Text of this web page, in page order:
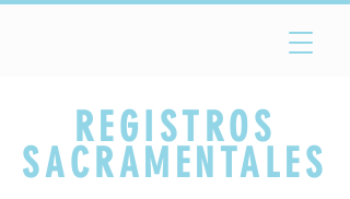
REGISTROS
SACRAMENTALES